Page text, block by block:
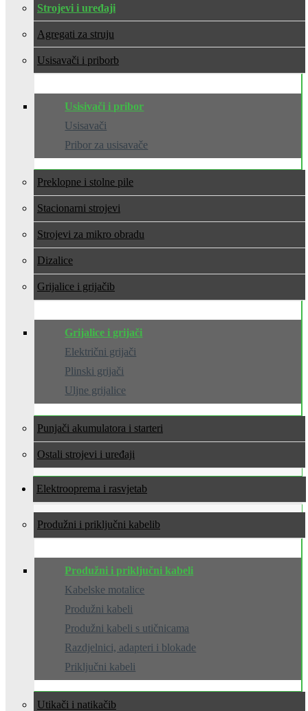
Strojevi i uređaji
Agregati za struju
Usisavači i pribor
Usisivači i pribor
Usisavači
Pribor za usisavače
Preklopne i stolne pile
Stacionarni strojevi
Strojevi za mikro obradu
Dizalice
Grijalice i grijači
Grijalice i grijači
Električni grijači
Plinski grijači
Uljne grijalice
Punjači akumulatora i starteri
Ostali strojevi i uređaji
Elektrooprema i rasvjeta
Produžni i priključni kabeli
Produžni i priključni kabeli
Kabelske motalice
Produžni kabeli
Produžni kabeli s utičnicama
Razdjelnici, adapteri i blokade
Priključni kabeli
Utikači i natikači